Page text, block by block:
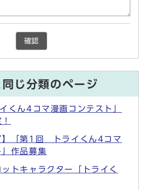
確認
じ分類のページ
くん4コマ漫画コンテスト」
】「第1回 トライくん4コマ
作品募集
トキャラクター「トライく